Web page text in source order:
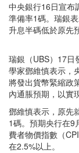
中央銀行16日宣布
準備率1碼。瑞銀
升息半碼低於原先
瑞銀（UBS）17日
學家鄧維慎表示，
將發出貨幣緊縮政
內通脹預期，以實
鄧維慎表示，原先
1碼。預期央行在9
費者物價指數（
在2.5%以上。